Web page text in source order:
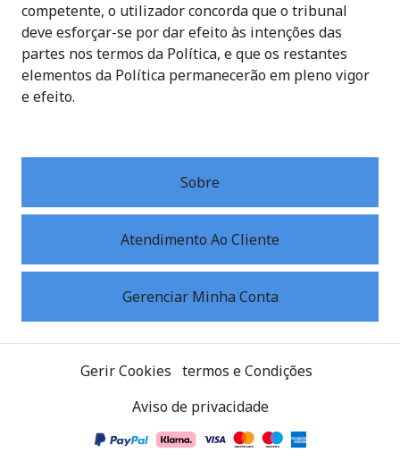
competente, o utilizador concorda que o tribunal
deve esforçar-se por dar efeito às intenções das
partes nos termos da Política, e que os restantes
elementos da Política permanecerão em pleno vigor
e efeito.
Sobre
Atendimento Ao Cliente
Gerenciar Minha Conta
Gerir Cookies termos e Condições
Aviso de privacidade